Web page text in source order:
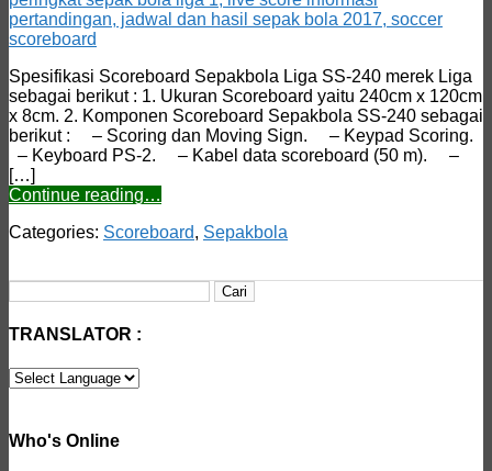
Spesifikasi Scoreboard Sepakbola Liga SS-240 merek Liga
sebagai berikut : 1. Ukuran Scoreboard yaitu 240cm x 120cm
x 8cm. 2. Komponen Scoreboard Sepakbola SS-240 sebagai
berikut : – Scoring dan Moving Sign. – Keypad Scoring.
– Keyboard PS-2. – Kabel data scoreboard (50 m). –
[…]
Continue reading…
Categories: Scoreboard, Sepakbola
TRANSLATOR :
Who's Online